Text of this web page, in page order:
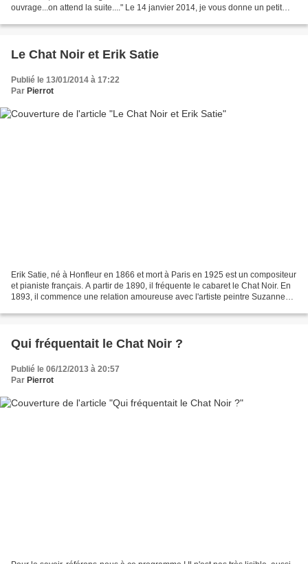
ouvrage...on attend la suite...." Le 14 janvier 2014, je vous donne un petit
Le Chat Noir et Erik Satie
Publié le 13/01/2014 à 17:22
Par Pierrot
Erik Satie, né à Honfleur en 1866 et mort à Paris en 1925 est un compositeur
et pianiste français. A partir de 1890, il fréquente le cabaret le Chat Noir. En
1893, il commence une relation amoureuse avec l'artiste peintre Suzanne
Qui fréquentait le Chat Noir ?
Publié le 06/12/2013 à 20:57
Par Pierrot